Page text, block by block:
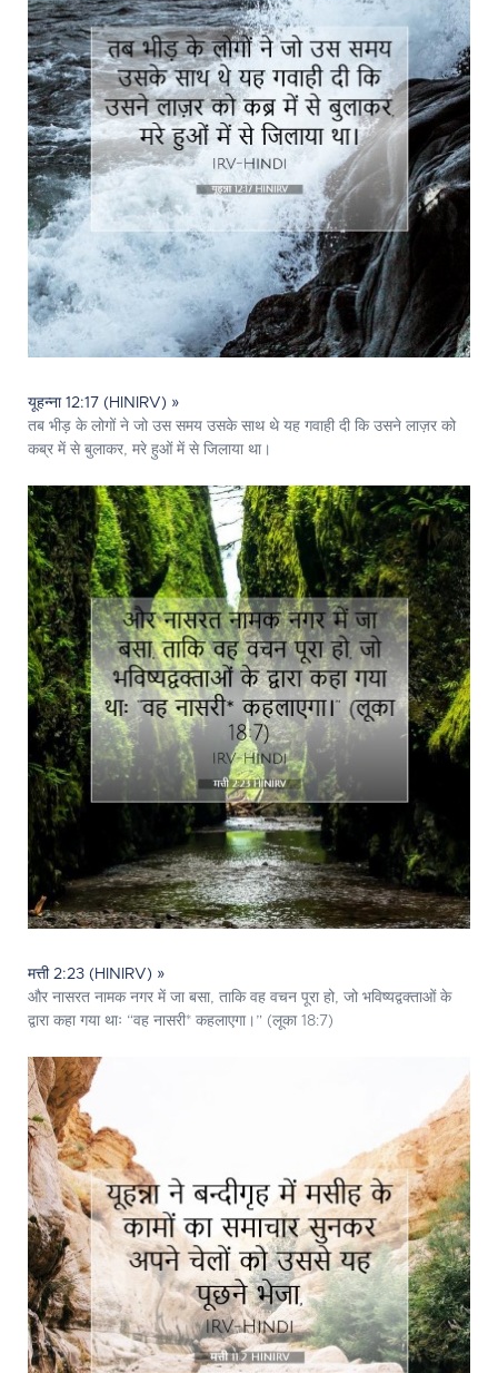
यूहन्ना 12:17 (HINIRV) »
तब भीड़ के लोगों ने जो उस समय उसके साथ थे यह गवाही दी कि उसने लाज़र को
कब्र में से बुलाकर, मरे हुओं में से जिलाया था।
मत्ती 2:23 (HINIRV) »
और नासरत नामक नगर में जा बसा, ताकि वह वचन पूरा हो, जो भविष्यद्वक्ताओं के
द्वारा कहा गया थाः “वह नासरी* कहलाएगा।” (लूका 18:7)